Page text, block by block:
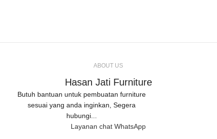
ABOUT US
Hasan Jati Furniture
Butuh bantuan untuk pembuatan furniture
sesuai yang anda inginkan, Segera
hubungi...
Layanan chat WhatsApp